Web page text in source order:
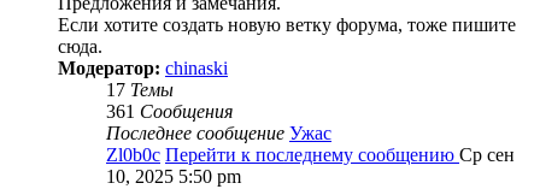
Если хотите создать новую ветку форума, тоже пишите
сюда.
Модератор: chinaski
17 Темы
361 Сообщения
Последнее сообщение Ужас
Zl0b0c Перейти к последнему сообщению Ср сен
10, 2025 5:50 pm